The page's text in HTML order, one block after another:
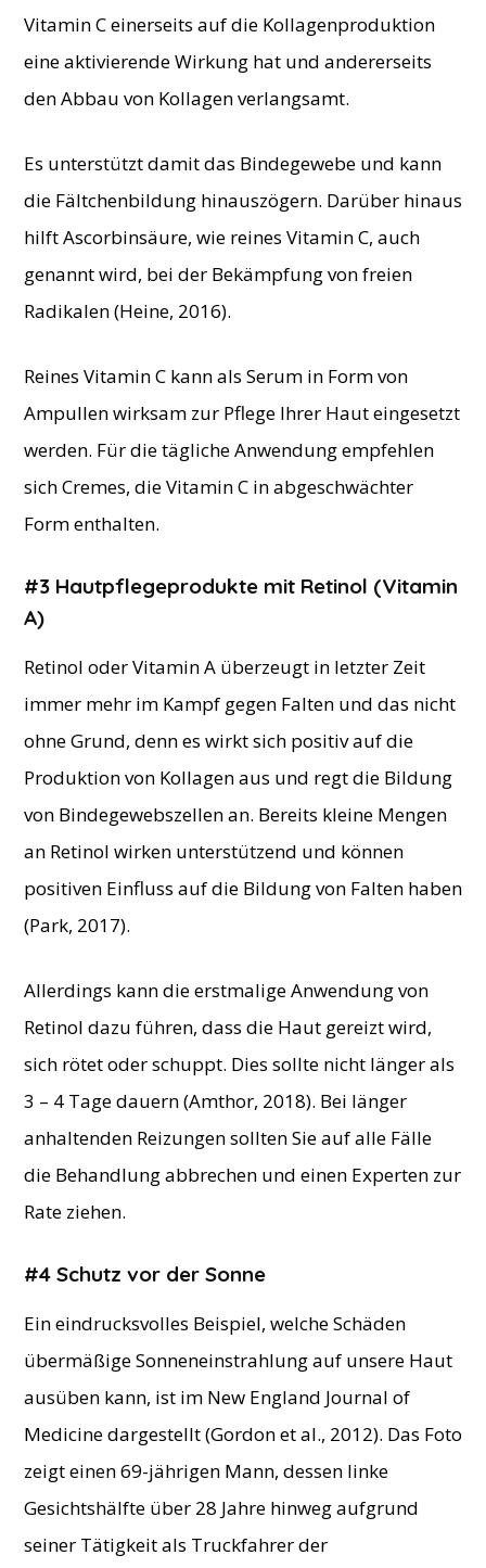
Vitamin C einerseits auf die Kollagenproduktion
eine aktivierende Wirkung hat und andererseits
den Abbau von Kollagen verlangsamt.
Es unterstützt damit das Bindegewebe und kann
die Fältchenbildung hinauszögern. Darüber hinaus
hilft Ascorbinsäure, wie reines Vitamin C, auch
genannt wird, bei der Bekämpfung von freien
Radikalen (Heine, 2016).
Reines Vitamin C kann als Serum in Form von
Ampullen wirksam zur Pflege Ihrer Haut eingesetzt
werden. Für die tägliche Anwendung empfehlen
sich Cremes, die Vitamin C in abgeschwächter
Form enthalten.
#3 Hautpflegeprodukte mit Retinol (Vitamin
A)
Retinol oder Vitamin A überzeugt in letzter Zeit
immer mehr im Kampf gegen Falten und das nicht
ohne Grund, denn es wirkt sich positiv auf die
Produktion von Kollagen aus und regt die Bildung
von Bindegewebszellen an. Bereits kleine Mengen
an Retinol wirken unterstützend und können
positiven Einfluss auf die Bildung von Falten haben
(Park, 2017).
Allerdings kann die erstmalige Anwendung von
Retinol dazu führen, dass die Haut gereizt wird,
sich rötet oder schuppt. Dies sollte nicht länger als
3 – 4 Tage dauern (Amthor, 2018). Bei länger
anhaltenden Reizungen sollten Sie auf alle Fälle
die Behandlung abbrechen und einen Experten zur
Rate ziehen.
#4 Schutz vor der Sonne
Ein eindrucksvolles Beispiel, welche Schäden
übermäßige Sonneneinstrahlung auf unsere Haut
ausüben kann, ist im New England Journal of
Medicine dargestellt (Gordon et al., 2012). Das Foto
zeigt einen 69-jährigen Mann, dessen linke
Gesichtshälfte über 28 Jahre hinweg aufgrund
seiner Tätigkeit als Truckfahrer der